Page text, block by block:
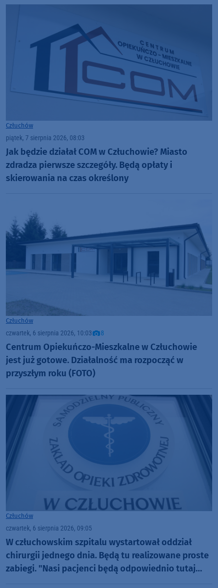
Człuchów
piątek, 7 sierpnia 2026, 08:03
Jak będzie działał COM w Człuchowie? Miasto
zdradza pierwsze szczegóły. Będą opłaty i
skierowania na czas określony
Człuchów
czwartek, 6 sierpnia 2026, 10:03 8
Centrum Opiekuńczo-Mieszkalne w Człuchowie
jest już gotowe. Działalność ma rozpocząć w
przyszłym roku (FOTO)
Człuchów
czwartek, 6 sierpnia 2026, 09:05
W człuchowskim szpitalu wystartował oddział
chirurgii jednego dnia. Będą tu realizowane proste
zabiegi. "Nasi pacjenci będą odpowiednio tutaj